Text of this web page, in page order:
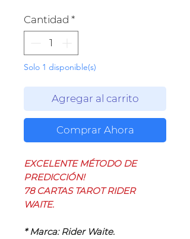
Cantidad *
Solo 1 disponible(s)
Agregar al carrito
Comprar Ahora
EXCELENTE MÉTODO DE
PREDICCIÓN!
78 CARTAS TAROT RIDER
WAITE.
* Marca: Rider Waite.